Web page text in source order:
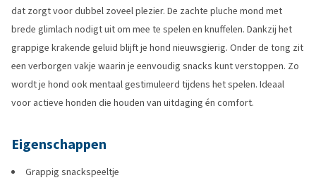
dat zorgt voor dubbel zoveel plezier. De zachte pluche mond met
brede glimlach nodigt uit om mee te spelen en knuffelen. Dankzij het
grappige krakende geluid blijft je hond nieuwsgierig. Onder de tong zit
een verborgen vakje waarin je eenvoudig snacks kunt verstoppen. Zo
wordt je hond ook mentaal gestimuleerd tijdens het spelen. Ideaal
voor actieve honden die houden van uitdaging én comfort.
Eigenschappen
Grappig snackspeeltje